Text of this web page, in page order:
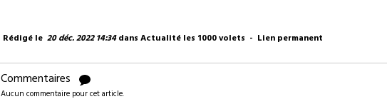
Rédigé le 20 déc. 2022 14:34 dans Actualité les 1000 volets - Lien permanent
Commentaires
Aucun commentaire pour cet article.